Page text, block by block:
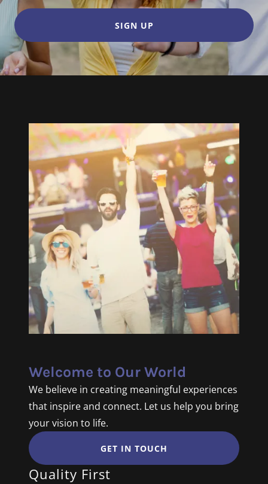
SIGN UP
Welcome to Our World
We believe in creating meaningful experiences
that inspire and connect. Let us help you bring
your vision to life.
GET IN TOUCH
Quality First